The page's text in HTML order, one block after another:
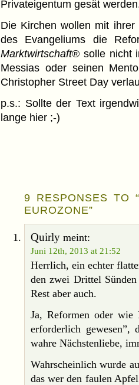
Privateigentum gesät
Die Kirchen wollen mit ihrer
des Evangeliums die
Marktwirtschaft® solle nicht
Messias oder seinen
Christopher Street Day
p.s.: Sollte der Text
lange hier ;-)
9 RESPONSES TO
EUROZONE”
Quirly meint:
Juni 12th, 2013 at 21:52
Herrlich, ein echter
den zwei Drittel
Rest aber auch.
Ja, Reformen oder
erforderlich gewesen”,
wahre Nächstenliebe,
Wahrscheinlich wurde
das wer den faulen